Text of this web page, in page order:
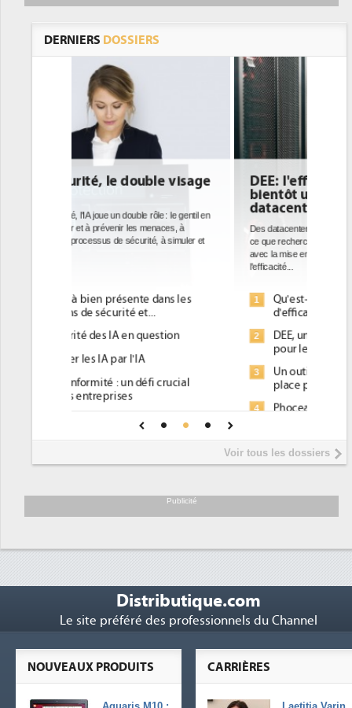
DERNIERS DOSSIERS
DEE: l'efficacité énergétique
bientôt une obligation pour les
datacenters
Des datacenters plus durables et plus efficaces, c'est
ce que recherchent les pouvoirs publics européens
avec la mise en oeuvre de la nouvelle Directive sur
1
Qu'est-ce que la DEE (directive
d'efficacité énergétique) ?
2
DEE, une pression administrative
Un outillage et des services déjà en
place pour répondre à...
Phocea DC dans les cordes pour la
Interview de Fabrice Coquio,
président de Digital Realty...
soutient les...
Voir tous les dossiers
Publicité
Distributique.com
Le site préféré des professionnels du Channel
CARRIÈRES
NOUVEAUX PRODUITS